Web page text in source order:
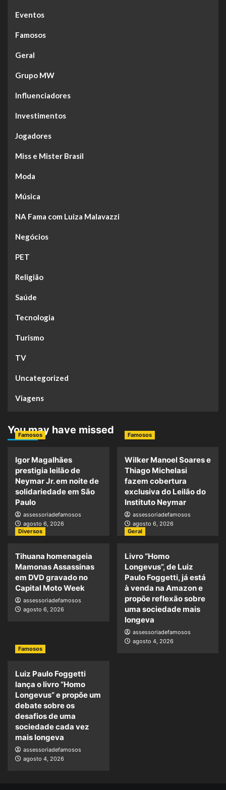
Eventos
Famosos
Geral
Grupo MW
Influenciadores
Investimentos
Jogadores
Miss e Mister Brasil
Moda
Música
NA Fama com Luiza Malavazzi
Negócios
PET
Religião
Saúde
Tecnologia
Turismo
TV
Uncategorized
Viagens
You may have missed
Famosos
Igor Magalhães
prestigia leilão de
Neymar Jr. em noite de
solidariedade em São
Paulo
assessoriadefamosos
agosto 6, 2026
Famosos
Wilker Manoel Soares e
Thiago Michelasi
fazem cobertura
exclusiva do Leilão do
Instituto Neymar
assessoriadefamosos
agosto 6, 2026
Diversos
Tihuana homenageia
Mamonas Assassinas
em DVD gravado no
Capital Moto Week
assessoriadefamosos
agosto 6, 2026
Geral
Livro “Homo
Longevus”, de Luiz
Paulo Foggetti, já está
à venda na Amazon e
propõe reflexão sobre
uma sociedade mais
longeva
assessoriadefamosos
agosto 4, 2026
Famosos
Luiz Paulo Foggetti
lança o livro “Homo
Longevus” e propõe um
debate sobre os
desafios de uma
sociedade cada vez
mais longeva
assessoriadefamosos
agosto 4, 2026